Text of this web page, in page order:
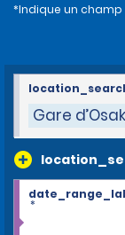
*Indique un
Gare
*